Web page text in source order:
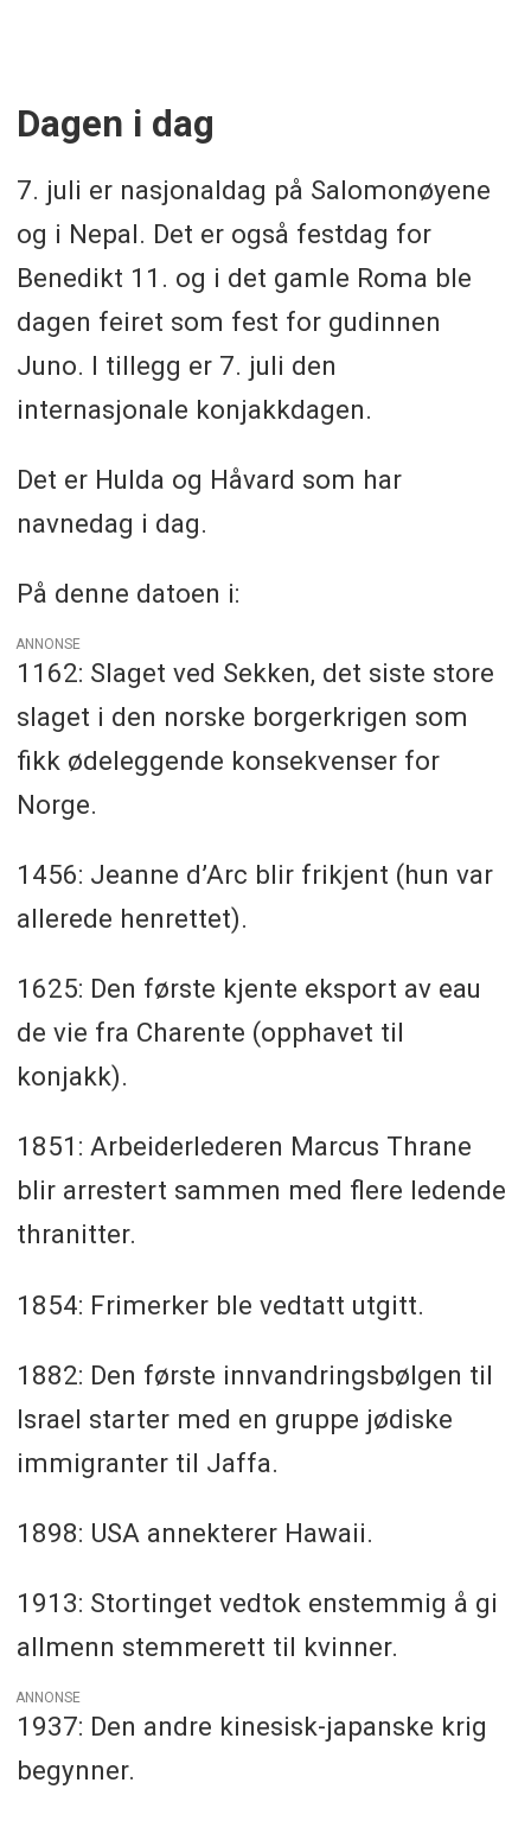
Dagen i dag
7. juli er nasjonaldag på Salomonøyene
og i Nepal. Det er også festdag for
Benedikt 11. og i det gamle Roma ble
dagen feiret som fest for gudinnen
Juno. I tillegg er 7. juli den
internasjonale konjakkdagen.
Det er Hulda og Håvard som har
navnedag i dag.
På denne datoen i:
ANNONSE
1162: Slaget ved Sekken, det siste store
slaget i den norske borgerkrigen som
fikk ødeleggende konsekvenser for
Norge.
1456: Jeanne d’Arc blir frikjent (hun var
allerede henrettet).
1625: Den første kjente eksport av eau
de vie fra Charente (opphavet til
konjakk).
1851: Arbeiderlederen Marcus Thrane
blir arrestert sammen med flere ledende
thranitter.
1854: Frimerker ble vedtatt utgitt.
1882: Den første innvandringsbølgen til
Israel starter med en gruppe jødiske
immigranter til Jaffa.
1898: USA annekterer Hawaii.
1913: Stortinget vedtok enstemmig å gi
allmenn stemmerett til kvinner.
ANNONSE
1937: Den andre kinesisk-japanske krig
begynner.